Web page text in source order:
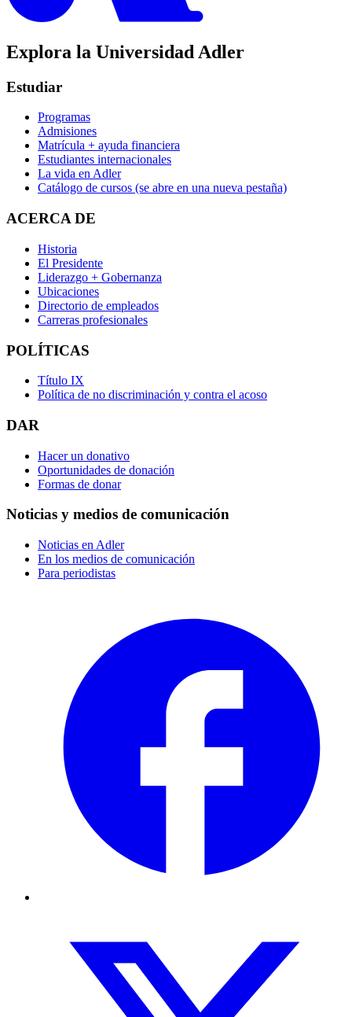
Explora la Universidad Adler
Estudiar
Programas
Admisiones
Matrícula + ayuda financiera
Estudiantes internacionales
La vida en Adler
Catálogo de cursos (se abre en una nueva pestaña)
ACERCA DE
Historia
El Presidente
Liderazgo + Gobernanza
Ubicaciones
Directorio de empleados
Carreras profesionales
POLÍTICAS
Título IX
Política de no discriminación y contra el acoso
DAR
Hacer un donativo
Oportunidades de donación
Formas de donar
Noticias y medios de comunicación
Noticias en Adler
En los medios de comunicación
Para periodistas